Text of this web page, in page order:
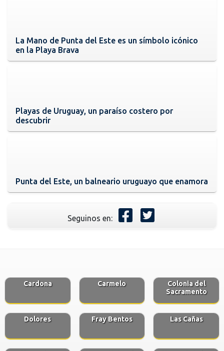
La Mano de Punta del Este es un símbolo icónico
en la Playa Brava
Playas de Uruguay, un paraíso costero por
descubrir
Punta del Este, un balneario uruguayo que enamora
Seguinos en:
Cardona Carmelo
Colonia del
Sacramento
Dolores Fray Bentos Las Cañas